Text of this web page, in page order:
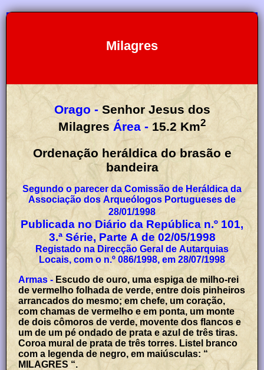
Milagres
Orago - Senhor Jesus dos
Milagres Área - 15.2 Km2
Ordenação heráldica do brasão e
bandeira
Segundo o parecer da Comissão de Heráldica da
Associação dos Arqueólogos Portugueses de
28/01/1998
Publicada no Diário da República n.º 101,
3.ª Série, Parte A de 02/05/1998
Registado na Direcção Geral de Autarquias
Locais, com o n.º 086/1998, em 28/07/1998
Armas - Escudo de ouro, uma espiga de milho-rei
de vermelho folhada de verde, entre dois pinheiros
arrancados do mesmo; em chefe, um coração,
com chamas de vermelho e em ponta, um monte
de dois cômoros de verde, movente dos flancos e
um de um pé ondado de prata e azul de três tiras.
Coroa mural de prata de três torres. Listel branco
com a legenda de negro, em maiúsculas: “
MILAGRES “.